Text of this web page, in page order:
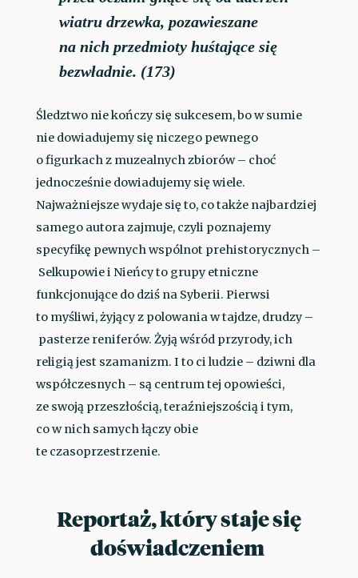
wiatru drzewka, pozawieszane
na nich przedmioty huśtające się
bezwładnie. (173)
Śledztwo nie kończy się sukcesem, bo w sumie
nie dowiadujemy się niczego pewnego
o figurkach z muzealnych zbiorów – choć
jednocześnie dowiadujemy się wiele.
Najważniejsze wydaje się to, co także najbardziej
samego autora zajmuje, czyli poznajemy
specyfikę pewnych wspólnot prehistorycznych –
Selkupowie i Nieńcy to grupy etniczne
funkcjonujące do dziś na Syberii. Pierwsi
to myśliwi, żyjący z polowania w tajdze, drudzy –
pasterze reniferów. Żyją wśród przyrody, ich
religią jest szamanizm. I to ci ludzie – dziwni dla
współczesnych – są centrum tej opowieści,
ze swoją przeszłością, teraźniejszością i tym,
co w nich samych łączy obie
te czasoprzestrzenie.
Reportaż, który staje się
doświadczeniem